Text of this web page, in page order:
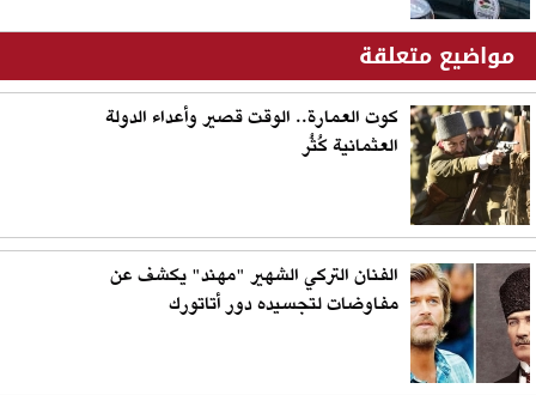
مواضيع متعلقة
كوت العمارة.. الوقت قصير وأعداء الدولة
العثمانية كُثُر
الفنان التركي الشهير "مهند" يكشف عن
مفاوضات لتجسيده دور أتاتورك